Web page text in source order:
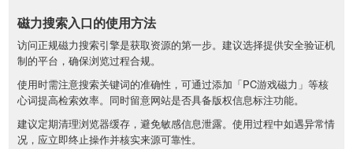
磁力搜索入口的使用方法
访问正规磁力搜索引擎是获取资源的第一步。建议选择提供安全验证机
制的平台，确保浏览过程合规。
使用时需注意搜索关键词的准确性，可通过添加「PC游戏磁力」等核
心词提高检索效率。同时留意网站是否具备版权信息标注功能。
建议定期清理浏览器缓存，避免敏感信息泄露。使用过程中如遇异常情
况，应立即终止操作并核实来源可靠性。